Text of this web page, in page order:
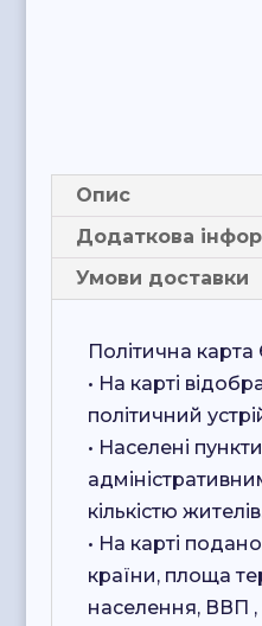
Опис
Додаткова
Умови доставки
Політична карта
• На карті
політичний
• Населені
кількістю
• На карті
країни, площа
населення, ВВП ,